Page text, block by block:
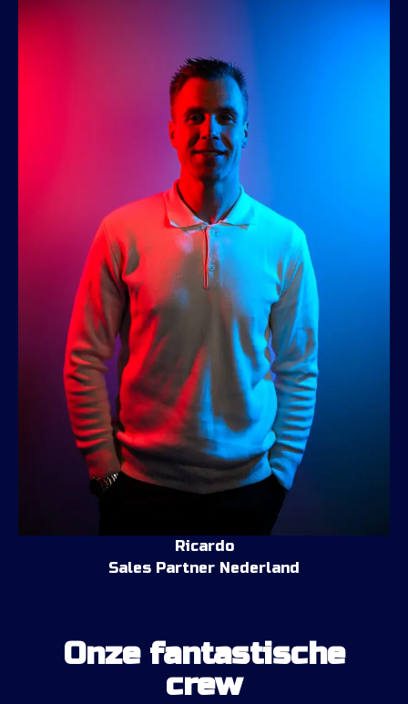
Ricardo
Sales Partner Nederland
Onze fantastische
crew